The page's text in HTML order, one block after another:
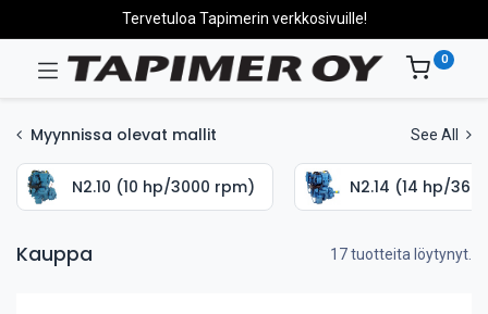
Tervetuloa Tapimerin verkkosivuille!
0
Myynnissa olevat mallit See All
N2.10 (10 hp/3000 rpm) N2.14 (14 hp/
Kauppa 17 tuotteita löytynyt.